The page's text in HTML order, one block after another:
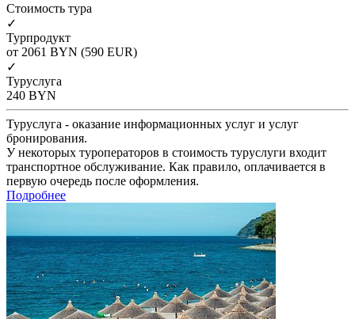
Cтоимость тура
✓
Турпродукт
от 2061 BYN (590 EUR)
✓
Туруслуга
240 BYN
Туруслуга - оказание информационных услуг и услуг
бронирования.
У некоторых туроператоров в стоимость туруслуги входит
транспортное обслуживание. Как правило, оплачивается в
первую очередь после оформления.
Подробнее